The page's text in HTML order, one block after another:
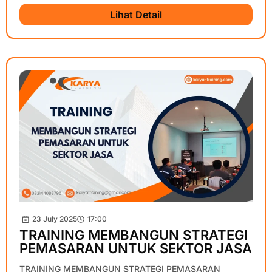
Lihat Detail
23 July 2025 17:00
TRAINING MEMBANGUN STRATEGI
PEMASARAN UNTUK SEKTOR JASA
TRAINING MEMBANGUN STRATEGI PEMASARAN